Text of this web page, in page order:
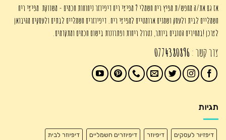
אז גם את/ה מחפש/ת מפיץ ריח חשמלי ? מפיצי ריח דיפיוזר ניחוחות חכמים - משווקת מפיצי ריח
חשמליים לבית ולעסק ושמנים ארומטיים למפיצי ריח. דיפיוזרים חשמליים לבתים ולעסקים מהיבואן
לצרכן !במחירים הטובים ביותר, נטרול ריחות ופתרונות בישום חכמים ומתקדמים.
צור קשר : 0774380896
תגיות
דיפזיור לעסקים דיפיוזר דיפיוזרים חשמליים דיפיוזר לבית